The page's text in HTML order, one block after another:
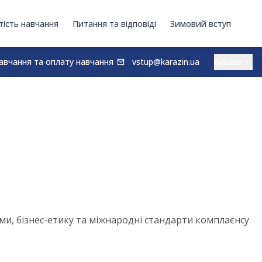
навчання Питання та відповіді Зимовий вступ
та оплату навчання
vstup@karazin.ua
етику та міжнародні стандарти комплаєнсу